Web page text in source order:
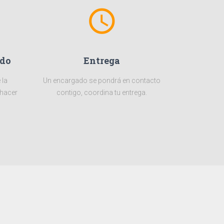
la
access_time
Entrega
Un encargado se pondrá en contacto
contigo, coordina tu entrega.